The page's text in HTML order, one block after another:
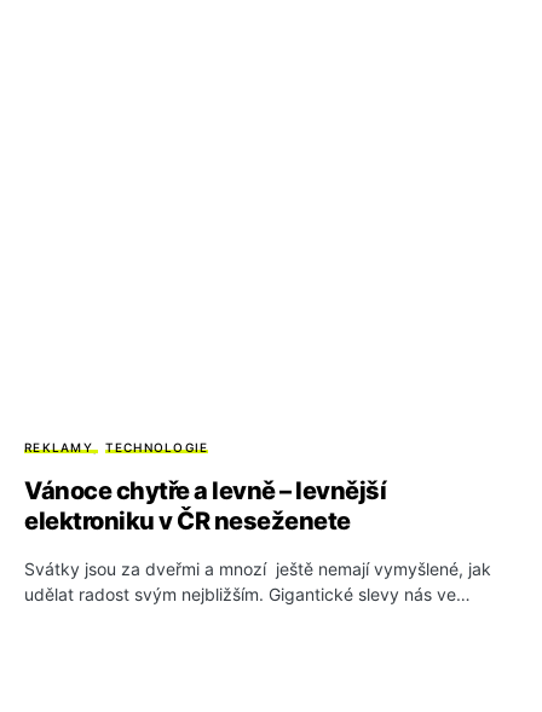
REKLAMY TECHNOLOGIE
Vánoce chytře a levně – levnější
elektroniku v ČR neseženete
Svátky jsou za dveřmi a mnozí ještě nemají vymyšlené, jak
udělat radost svým nejbližším. Gigantické slevy nás ve…